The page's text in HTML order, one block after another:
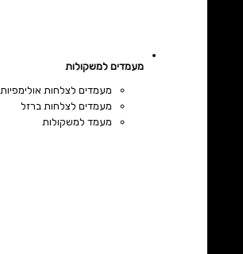
מעמדים למשקולות
מעמדים לצלחות אולימפיות
מעמדים לצלחות ברזל
מעמד למשקולות